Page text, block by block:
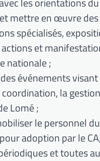
mettre en œuvre
spécialisés,
et
nationale ;
événements
la
Lomé ;
le personnel
adoption par le
et toutes